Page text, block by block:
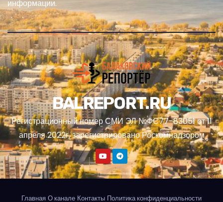
информации.
BALREPORT.RU
Регистрационный номер СМИ ЭЛ №ФС77-83051 от 11
апреля 2022г, зарегистрировано Роскомнадзором
Главная О канале Контакты Политика конфиденциальности